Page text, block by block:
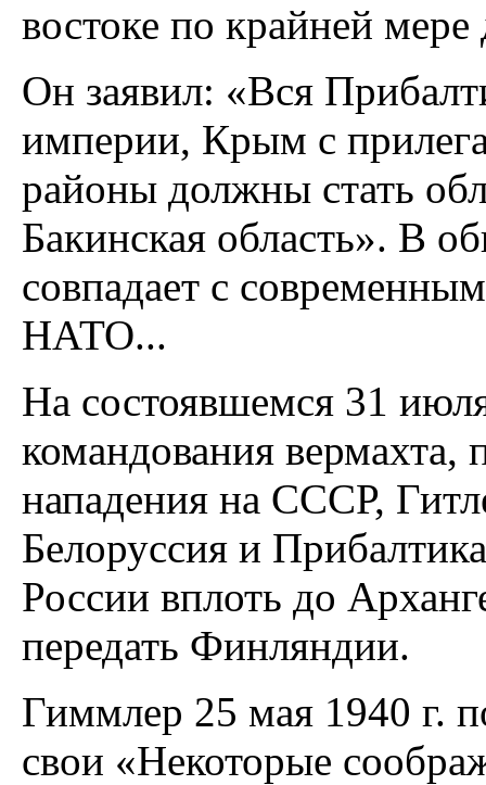
востоке по крайней
Он заявил: «Вся
империи, Крым с
районы должны стать
Бакинская область». В
совпадает с
НАТО...
На состоявшемся 31
командования вермахта,
нападения на СССР,
Белоруссия и
России вплоть до
передать Финляндии.
Гиммлер 25 мая 1940 г.
свои «Некоторые